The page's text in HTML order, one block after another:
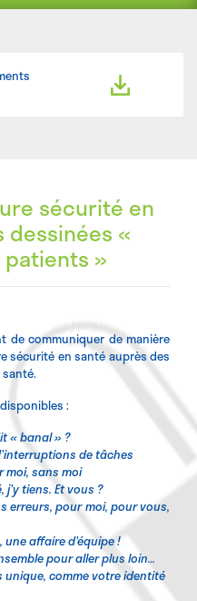
sécurité en
dessinées «
»
de communiquer de manière
sécurité en santé auprès des
:
« banal » ?
de tâches
moi, sans moi
tiens. Et vous ?
erreurs, pour moi, pour vous,
affaire d’équipe !
pour aller plus loin…
unique, comme votre identité